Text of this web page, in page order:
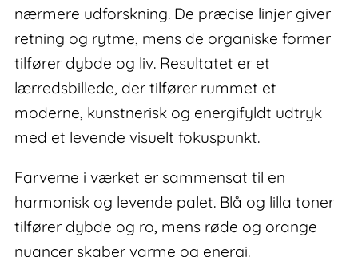
nærmere udforskning. De præcise linjer giver
retning og rytme, mens de organiske former
tilfører dybde og liv. Resultatet er et
lærredsbillede, der tilfører rummet et
moderne, kunstnerisk og energifyldt udtryk
med et levende visuelt fokuspunkt.
Farverne i værket er sammensat til en
harmonisk og levende palet. Blå og lilla toner
tilfører dybde og ro, mens røde og orange
nuancer skaber varme og energi.